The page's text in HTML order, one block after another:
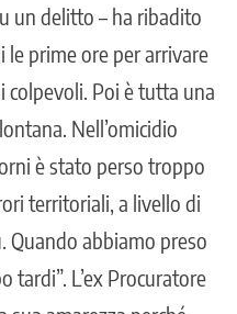
un delitto – ha ribadito
prime ore per arrivare
colpevoli. Poi è tutta una
Nell’omicidio
è stato perso troppo
territoriali, a livello di
Quando abbiamo preso
tardi”. L’ex Procuratore